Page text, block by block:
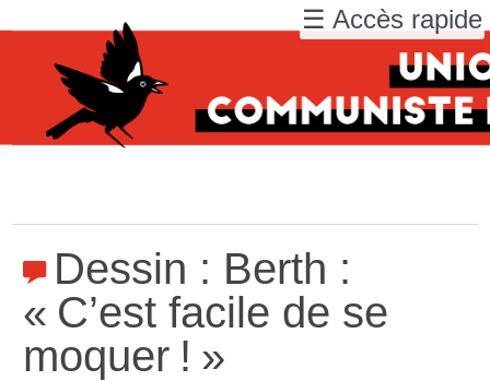
Dessin : Berth :
« C’est facile de se
moquer ! »
☰ Accès rapide